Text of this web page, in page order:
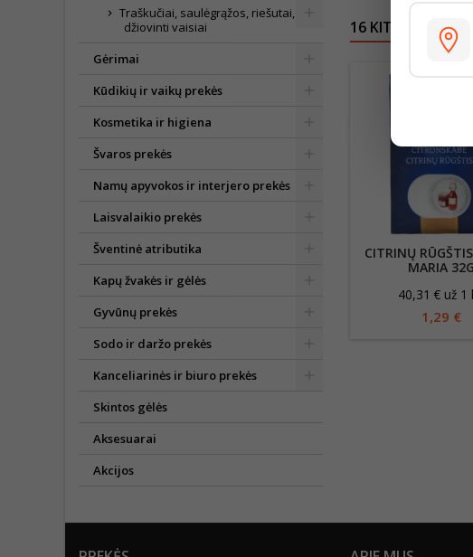
Traškučiai, saulėgrąžos, riešutai,
džiovinti vaisiai
Gėrimai
Kūdikių ir vaikų prekės
Kosmetika ir higiena
Švaros prekės
Namų apyvokos ir interjero prekės
Laisvalaikio prekės
Šventinė atributika
Kapų žvakės ir gėlės
Gyvūnų prekės
Sodo ir daržo prekės
Kanceliarinės ir biuro prekės
Skintos gėlės
Aksesuarai
Akcijos
16 KITOS PREKĖS
CITRINŲ
MARIA 32G
40,31 € už 1
1,29 €